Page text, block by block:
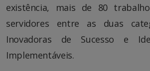
existência, mais de 80
servidores entre as duas
Inovadoras de Sucesso e
Implementáveis.